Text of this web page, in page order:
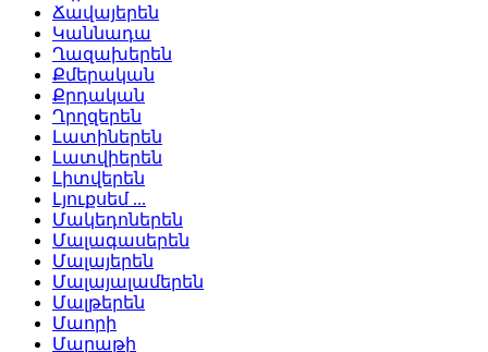
Ճավայերեն
Կաննադա
Ղազախերեն
Քմերական
Քրդական
Ղրղզերեն
Լատիներեն
Լատվիերեն
Լիտվերեն
Լյուքսեմ ...
Մակեդոներեն
Մալագասերեն
Մալայերեն
Մալայալամերեն
Մալթերեն
Մաորի
Մարաթի